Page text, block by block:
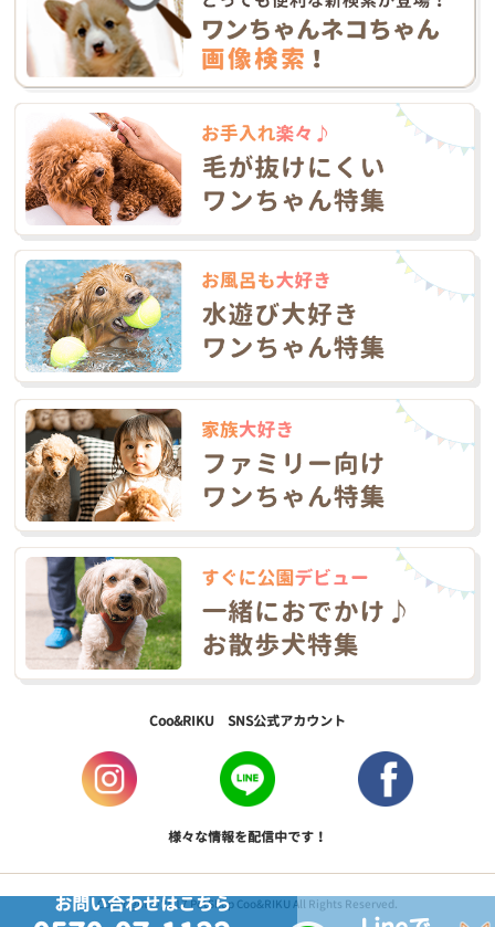
お問い合わせはこちら
Coo&RIKU SNS公式アカウント
様々な情報を配信中です！
Copyright © 2017 PetShop Coo&RIKU All Rights Reserved.